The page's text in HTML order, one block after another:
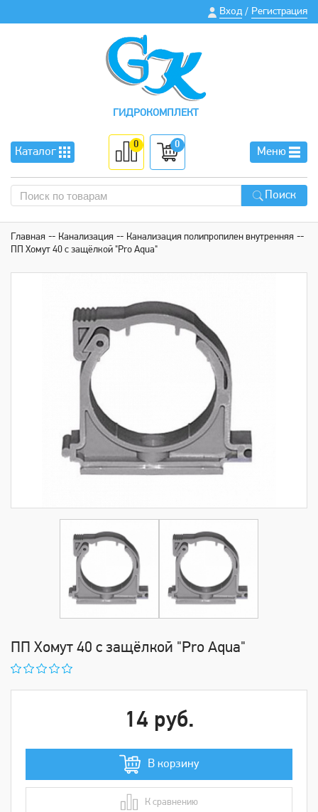
Вход / Регистрация
ГИДРОКОМПЛЕКТ
Каталог
0 0
Меню
Поиск
Главная Канализация
Канализация полипропилен внутренняя
ПП Хомут 40 с защёлкой "Pro Aqua"
ПП Хомут 40 с защёлкой "Pro Aqua"
14 руб.
В корзину
К сравнению
В сравнении